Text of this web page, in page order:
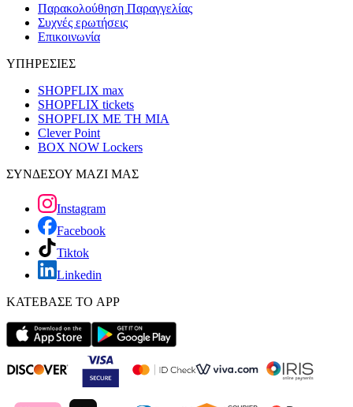
Παρακολούθηση Παραγγελίας
Συχνές ερωτήσεις
Επικοινωνία
ΥΠΗΡΕΣΙΕΣ
SHOPFLIX max
SHOPFLIX tickets
SHOPFLIX ΜΕ ΤΗ ΜΙΑ
Clever Point
BOX NOW Lockers
ΣΥΝΔΕΣΟΥ ΜΑΖΙ ΜΑΣ
Instagram
Facebook
Tiktok
Linkedin
ΚΑΤΕΒΑΣΕ ΤΟ APP